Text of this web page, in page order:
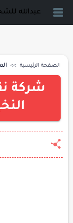
عبدالله للشحن
الصفحة الرئيسية
شركة
النخيل -